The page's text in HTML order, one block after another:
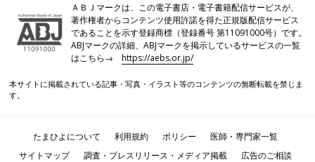
が、そのハードルはかなり下がったといえるでしょう。
保険適用になったことで、費用面のメリットだけでなく、不妊治
療が一般的な“普通の”治療であるという見方が、世間一般にも示
を上げることにもつながるので、経済的にも精神的にも治療ステ
ップアップへのハードルが下がることはよいことでしょう。
「いつかのための不妊治療クリニック受診ガイド」、次の記事は
【STEP4 人工授精・体外受精・顕微授精編】をお届けします。
ＡＢＪマークは、この電子書店・電子書籍配信サービスが、
著作権者からコンテンツ使用許諾を得た正規版配信サービス
であることを示す登録商標（登録番号 第11091000号）です。
ABJマークの詳細、ABJマークを掲示しているサービスの一覧
はこちら→https://aebs.or.jp/
本サイトに掲載されている記事・写真・イラスト等のコンテンツの無断転載を禁じま
す。
たまひよについて 利用規約 ポリシー
医師・専門家一覧
サイトマップ
調査・プレスリリース・メディア掲載 広告のご相談